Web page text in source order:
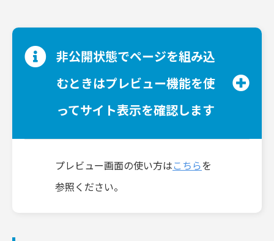
非公開状態でページを組み込
むときはプレビュー機能を使
ってサイト表示を確認します
プレビュー画面の使い方はこちらを
参照ください。